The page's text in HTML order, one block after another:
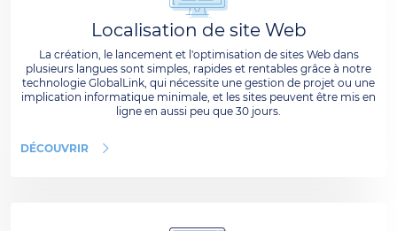
Localisation de site Web
La création, le lancement et l'optimisation de sites Web dans
plusieurs langues sont simples, rapides et rentables grâce à notre
technologie GlobalLink, qui nécessite une gestion de projet ou une
implication informatique minimale, et les sites peuvent être mis en
ligne en aussi peu que 30 jours.
DÉCOUVRIR